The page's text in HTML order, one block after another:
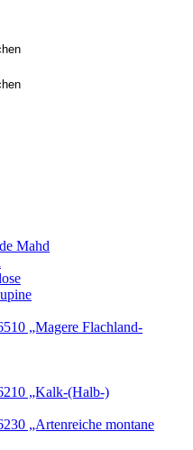
Mahd
„Magere Flachland-
„Kalk-(Halb-)
„Artenreiche montane